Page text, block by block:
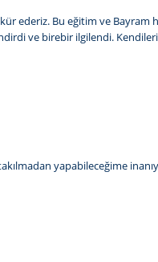
ederiz. Bu eğitim ve
ve birebir ilgilendi.
yapabileceğime